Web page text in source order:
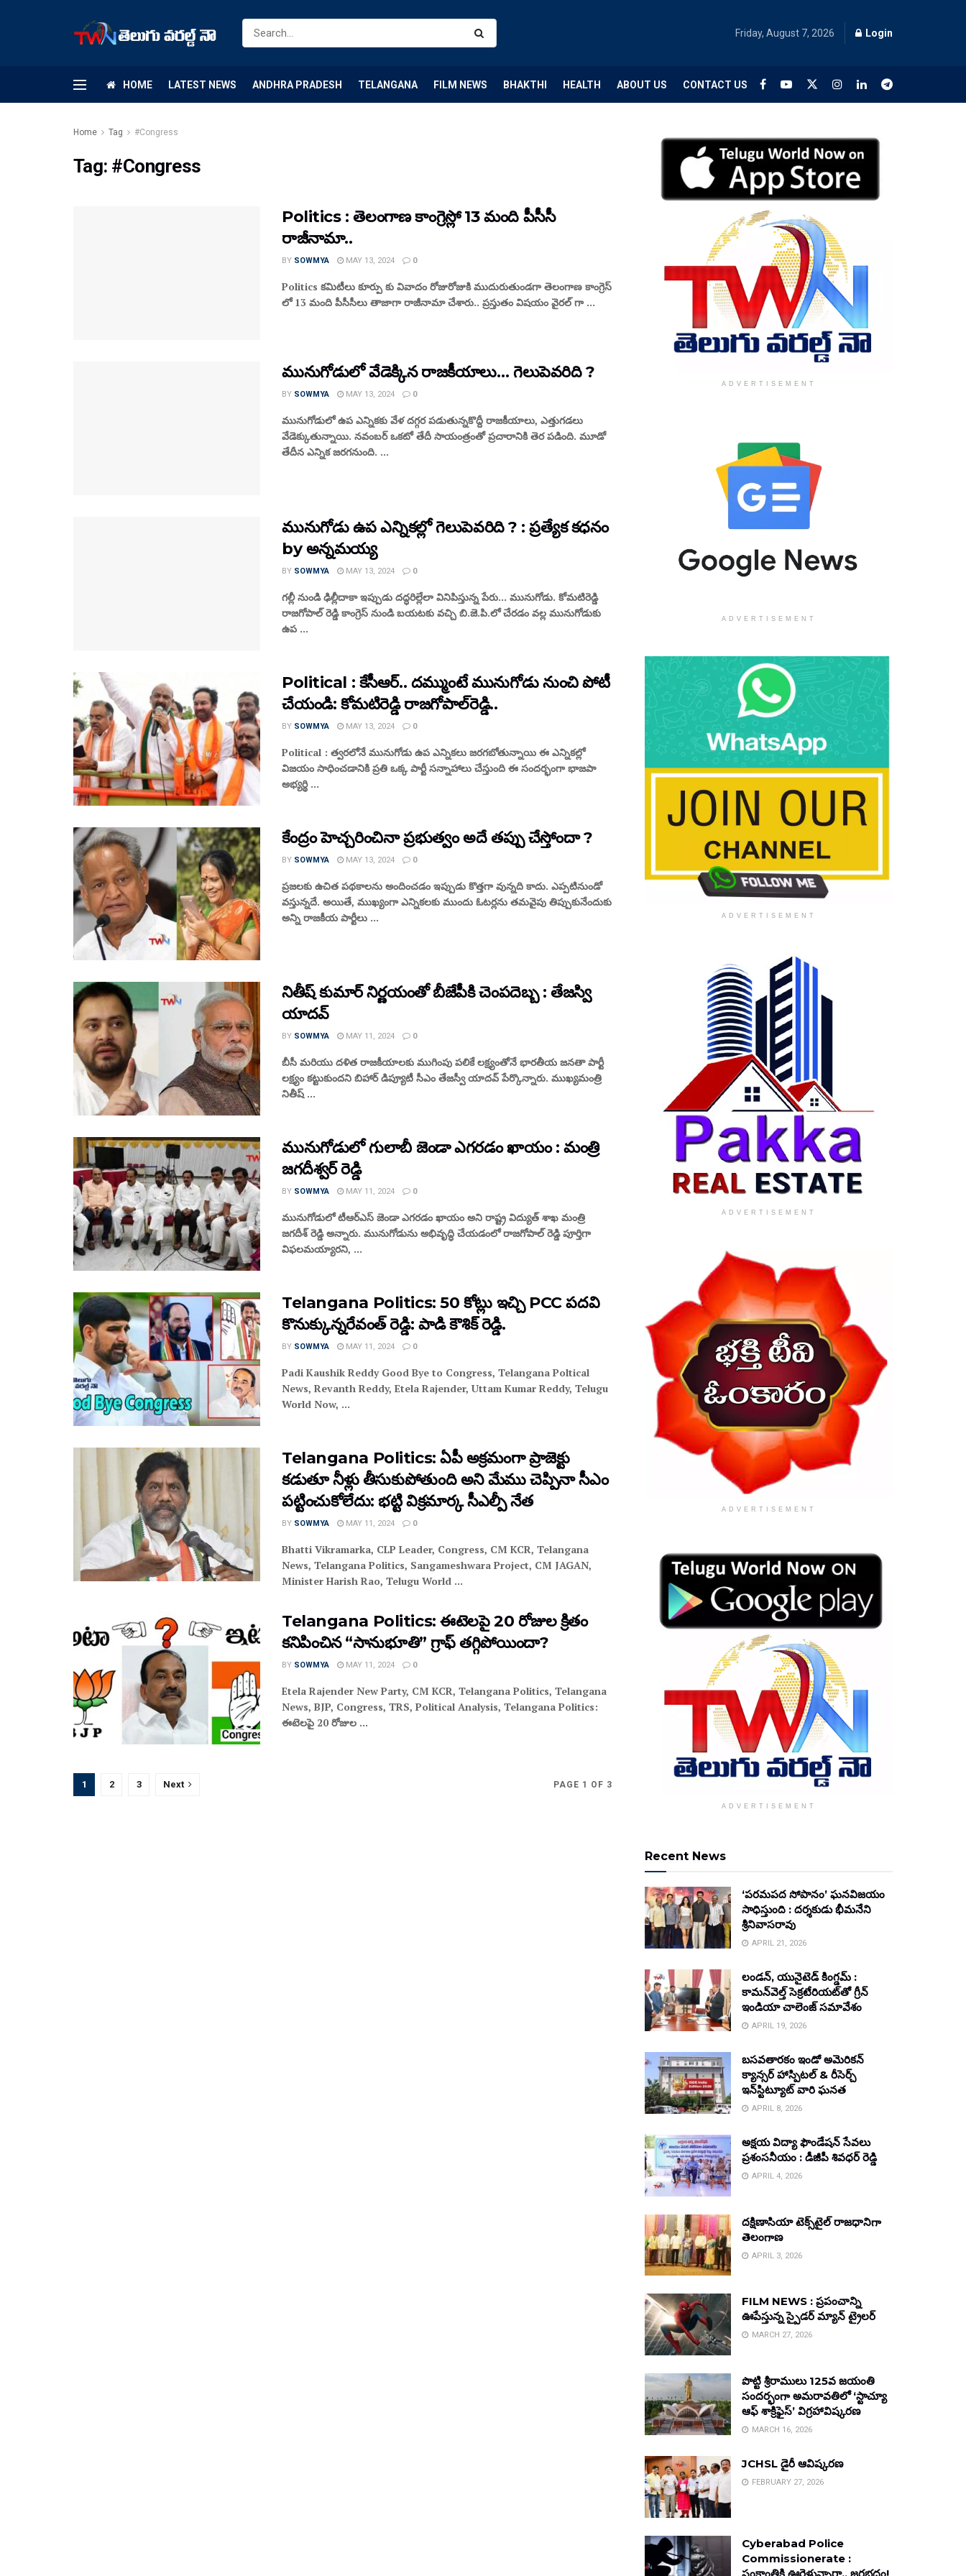
Friday, August 7, 2026 Login
HOME LATEST NEWS ANDHRA PRADESH TELANGANA FILM NEWS BHAKTHI HEALTH ABOUT US CONTACT US
Home Tag #Congress
Tag: #Congress
Politics : తెలంగాణ కాంగ్రెస్లో 13 మంది పీసీసీ
రాజీనామా..
BY SOWMYA MAY 13, 2024 0
Politics కమిటీలు కూర్పు కు వివాదం రోజురోజుకి ముదురుతుండగా తెలంగాణ కాంగ్రెస్
లో 13 మంది పీసీసీలు తాజాగా రాజీనామా చేశారు.. ప్రస్తుతం విషయం వైరల్ గా ...
మునుగోడులో వేడెక్కిన రాజకీయాలు… గెలుపెవరిది ?
BY SOWMYA MAY 13, 2024 0
మునుగోడులో ఉప ఎన్నికకు వేళ దగ్గర పడుతున్నకొద్దీ రాజకీయాలు, ఎత్తుగడలు
వేడెక్కుతున్నాయి. నవంబర్ ఒకటో తేదీ సాయంత్రంతో ప్రచారానికి తెర పడింది. మూడో
తేదీన ఎన్నిక జరగనుంది. ...
మునుగోడు ఉప ఎన్నికల్లో గెలుపెవరిది ? : ప్రత్యేక కధనం
by అన్నమయ్య
BY SOWMYA MAY 13, 2024 0
గల్లీ నుండి ఢిల్లీదాకా ఇప్పుడు దద్ధరిల్లేలా వినిపిస్తున్న పేరు... మునుగోడు. కోమటిరెడ్డి
రాజగోపాల్ రెడ్డి కాంగ్రెస్ నుండి బయటకు వచ్చి బి.జె.పి.లో చేరడం వల్ల మునుగోడుకు
ఉప ...
Political : కేసీఆర్‌.. దమ్ముంటే మునుగోడు నుంచి పోటీ
చేయండి: కోమటిరెడ్డి రాజగోపాల్‌రెడ్డి..
BY SOWMYA MAY 13, 2024 0
Political : త్వరలోనే మునుగోడు ఉప ఎన్నికలు జరగబోతున్నాయి ఈ ఎన్నికల్లో
విజయం సాధించడానికి ప్రతి ఒక్క పార్టీ సన్నాహాలు చేస్తుంది ఈ సందర్భంగా భాజపా
అభ్యర్థి ...
కేంద్రం హెచ్చరించినా ప్రభుత్వం అదే తప్పు చేస్తోందా ?
BY SOWMYA MAY 13, 2024 0
ప్రజలకు ఉచిత పథకాలను అందించడం ఇప్పుడు కొత్తగా వున్నది కాదు. ఎప్పటినుండో
వస్తున్నదే. అయితే, ముఖ్యంగా ఎన్నికలకు ముందు ఓటర్లను తమవైపు తిప్పుకునేందుకు
అన్ని రాజకీయ పార్టీలు ...
నితీష్‌ కుమార్‌ నిర్ణయంతో బీజేపీకి చెంపదెబ్బ : తేజస్వి
యాదవ్‌
BY SOWMYA MAY 11, 2024 0
బీసీ మరియు దళిత రాజకీయాలకు ముగింపు పలికే లక్ష్యంతోనే భారతీయ జనతా పార్టీ
లక్ష్యం కట్టుకుందని బిహార్‌ డిప్యూటీ సీఎం తేజస్వీ యాదవ్‌ పేర్కొన్నారు. ముఖ్యమంత్రి
నితీష్‌ ...
మునుగోడులో గులాబీ జెండా ఎగరడం ఖాయం : మంత్రి
జగదీశ్వర్ రెడ్డి
BY SOWMYA MAY 11, 2024 0
మునుగోడులో టీఆర్ఎస్ జెండా ఎగరడం ఖాయం అని రాష్ట్ర విద్యుత్ శాఖ మంత్రి
జగదీశ్ రెడ్డి అన్నారు. మునుగోడును అభివృద్ధి చేయడంలో రాజగోపాల్ రెడ్డి పూర్తిగా
విఫలమయ్యారని, ...
Telangana Politics: 50 కోట్లు ఇచ్చి PCC పదవి
కొనుక్కున్నరేవంత్ రెడ్డి: పాడి కౌశిక్ రెడ్డి.
BY SOWMYA MAY 11, 2024 0
Padi Kaushik Reddy Good Bye to Congress, Telangana Poltical
News, Revanth Reddy, Etela Rajender, Uttam Kumar Reddy, Telugu
World Now, ...
Telangana Politics: ఏపీ అక్రమంగా ప్రాజెక్టు
కడుతూ నీళ్లు తీసుకుపోతుంది అని మేము చెప్పినా సీఎం
పట్టించుకోలేదు: భట్టి విక్రమార్క సీఎల్పీ నేత
BY SOWMYA MAY 11, 2024 0
Bhatti Vikramarka, CLP Leader, Congress, CM KCR, Telangana
News, Telangana Politics, Sangameshwara Project, CM JAGAN,
Minister Harish Rao, Telugu World ...
Telangana Politics: ఈటెలపై 20 రోజుల క్రితం
కనిపించిన “సానుభూతి” గ్రాఫ్ తగ్గిపోయిందా?
BY SOWMYA MAY 11, 2024 0
Etela Rajender New Party, CM KCR, Telangana Politics, Telangana
News, BJP, Congress, TRS, Political Analysis, Telangana Politics:
ఈటెలపై 20 రోజుల ...
PAGE 1 OF 3
1 2 3 Next
ADVERTISEMENT
ADVERTISEMENT
ADVERTISEMENT
ADVERTISEMENT
ADVERTISEMENT
ADVERTISEMENT
Recent News
‘పరమపద సోపానం’ ఘనవిజయం
సాధిస్తుంది : దర్శకుడు భీమనేని
శ్రీనివాసరావు
APRIL 21, 2026
లండన్, యునైటెడ్ కింగ్డమ్ :
కామన్‌వెల్త్ సెక్రటేరియట్‌తో గ్రీన్
ఇండియా చాలెంజ్ సమావేశం
APRIL 19, 2026
బసవతారకం ఇండో అమెరికన్
క్యాన్సర్ హాస్పిటల్ & రీసెర్చ్
ఇన్‌స్టిట్యూట్ వారి ఘనత
APRIL 8, 2026
అక్షయ విద్యా ఫౌండేషన్ సేవలు
ప్రశంసనీయం : డీజీపీ శివధర్ రెడ్డి
APRIL 4, 2026
దక్షిణాసియా టెక్స్‌టైల్ రాజధానిగా
తెలంగాణ
APRIL 3, 2026
FILM NEWS : ప్రపంచాన్ని
ఊపేస్తున్న స్పైడర్ మ్యాన్ ట్రైలర్
MARCH 27, 2026
పొట్టి శ్రీరాములు 125వ జయంతి
సందర్భంగా అమరావతిలో ‘స్టాచ్యూ
ఆఫ్ శాక్రిఫైస్’ విగ్రహావిష్కరణ
MARCH 16, 2026
JCHSL డైరీ ఆవిష్కరణ
FEBRUARY 27, 2026
Cyberabad Police
Commissionerate :